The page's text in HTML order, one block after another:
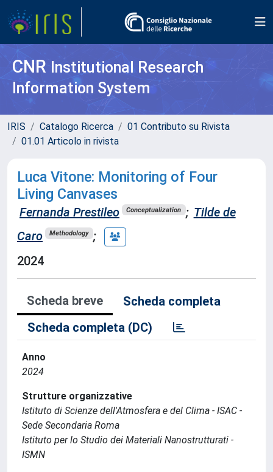
CNR Institutional Research
Information System
IRIS Catalogo Ricerca
01 Contributo su Rivista
01.01 Articolo in rivista
Luca Vitone: Monitoring of Four
Living Canvases
Fernanda Prestileo Conceptualization ; Tilde de
Caro
Methodology ;
2024
Scheda breve
Scheda completa
Scheda completa (DC)
Anno
2024
Strutture organizzative
Istituto di Scienze dell'Atmosfera e del Clima - ISAC -
Sede Secondaria Roma
Istituto per lo Studio dei Materiali Nanostrutturati -
ISMN